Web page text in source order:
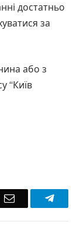
достатньо
за
або з
“Київ
Email